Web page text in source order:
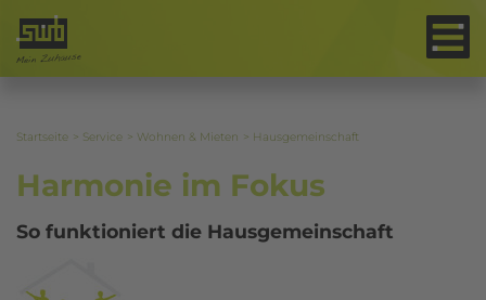
Startseite Service Wohnen & Mieten Hausgemeinschaft
Harmonie im Fokus
So funktioniert die Hausgemeinschaft